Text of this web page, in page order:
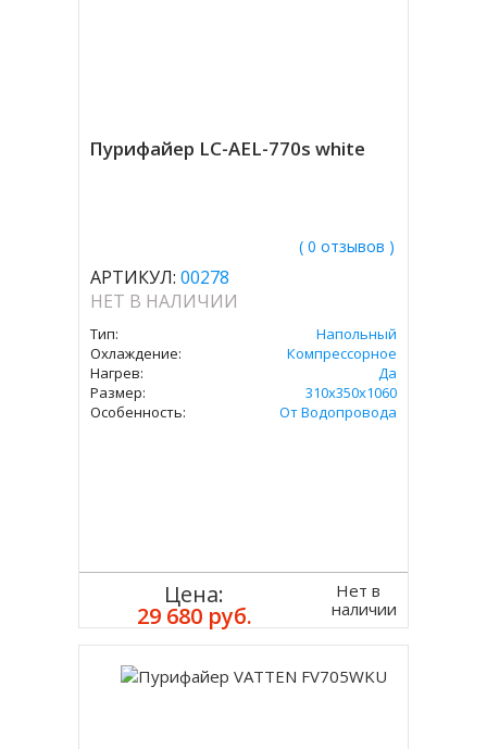
Пурифайер LC-AEL-770s white
( 0 отзывов )
АРТИКУЛ: 00278
НЕТ В НАЛИЧИИ
Тип:
Напольный
Охлаждение:
Компрессорное
Нагрев:
Да
Размер:
310x350х1060
Особенность:
От Водопровода
Цена:
29 680 руб.
Нет в
наличии